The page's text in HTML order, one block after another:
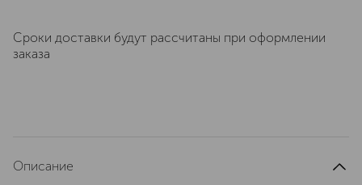
Сроки доставки будут рассчитаны при оформлении
заказа
Описание